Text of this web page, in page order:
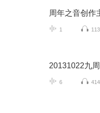
周年之音创作
1 113
20131022九
6